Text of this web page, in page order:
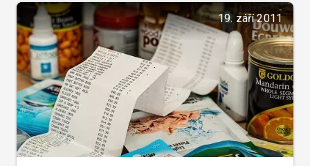
19. září 2011